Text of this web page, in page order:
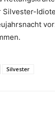
Silvester-
Silvester